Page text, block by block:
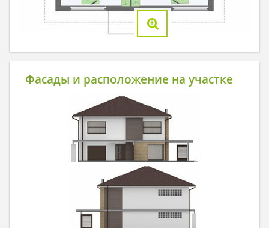
Фасады и расположение на участке